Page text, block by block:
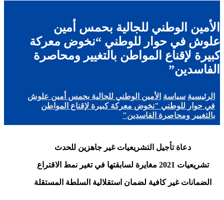
الأمين الوطني للجالية بحمس أمين
علوش في حوار للوطني “نخوض معركة
كبيرة لإقناع المواطن بالتغيير ومحاصرة
الفاسدين”
الرئيسية سياسة الأمين الوطني للجالية بحمس أمين علوش
في حوار للوطني "نخوض معركة كبيرة لإقناع المواطن
بالتغيير ومحاصرة الفاسدين"
دعاة تأجيل التشريعيات غير جاهزين للحدث
تشريعيات 2021 مغايرة لسابقتها في تغير نمط الاقتراع
الضمانات غير كافية لضمان استقلالية السلطة المستقلة